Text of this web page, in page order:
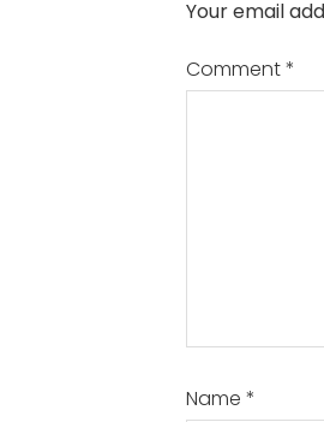
Your email
Comment*
Name *